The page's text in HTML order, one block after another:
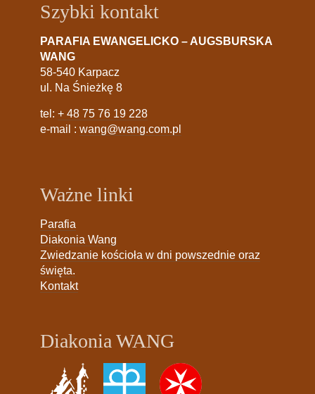
Szybki kontakt
PARAFIA EWANGELICKO – AUGSBURSKA
WANG
58-540 Karpacz
ul. Na Śnieżkę 8
tel: + 48 75 76 19 228
e-mail : wang@wang.com.pl
Ważne linki
Parafia
Diakonia Wang
Zwiedzanie kościoła w dni powszednie oraz
święta.
Kontakt
Diakonia WANG